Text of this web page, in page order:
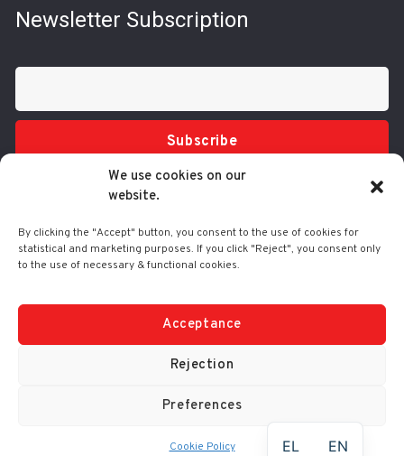
We use cookies on our
website.
By clicking the "Accept" button, you consent to the use of cookies for
statistical and marketing purposes. If you click "Reject", you consent only
to the use of necessary & functional cookies.
Acceptance
Rejection
Preferences
Cookie Policy
Newsletter Subscription
Subscribe
Tel.: 210 3416200
Mon - Fri: 9:30 - 18:00
EL EN